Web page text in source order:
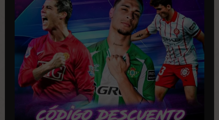
c
a
c
i
n